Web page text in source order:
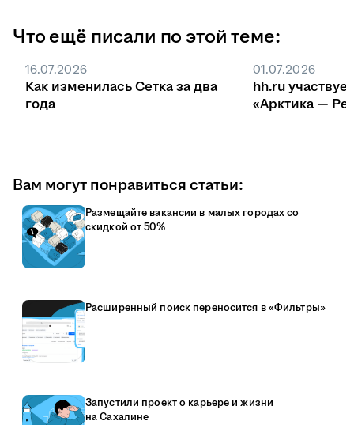
Что ещё писали по этой теме:
16.07.2026
Как изменилась Сетка за два
года
01.07.2026
hh.ru
«Арктика —
Вам могут понравиться статьи:
Размещайте вакансии в малых городах со
скидкой от 50%
Расширенный поиск переносится в «Фильтры»
Запустили проект о карьере и жизни
на Сахалине